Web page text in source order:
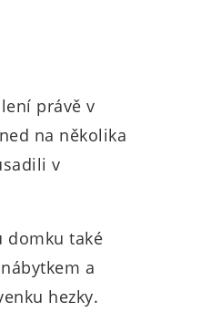
právě v
na několika
v
domku také
a
hezky.